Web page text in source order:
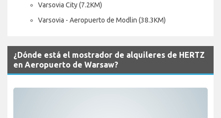
Varsovia City (7.2KM)
Varsovia - Aeropuerto de Modlin (38.3KM)
¿Dónde está el mostrador de alquileres de HERTZ
en Aeropuerto de Warsaw?